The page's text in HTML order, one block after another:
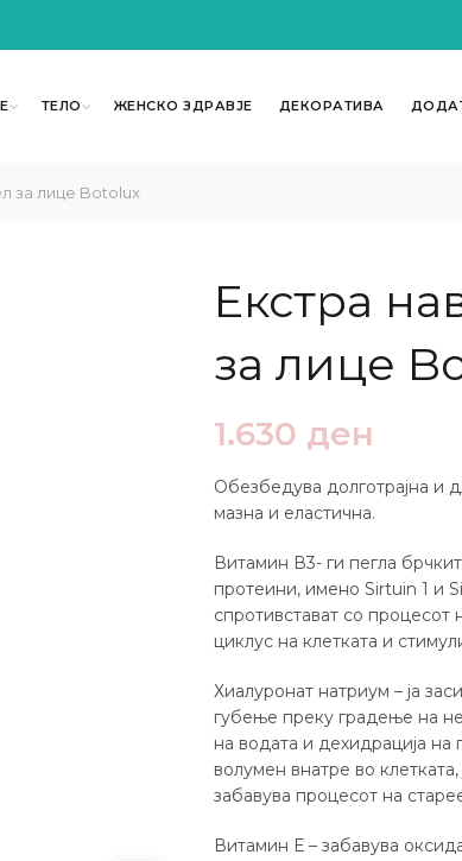
ТЕЛО ЖЕНСКО ЗДРАВЈЕ ДЕКОРАТИВА
за лице Botolux
Екстра
за лице
1.630 ден
Обезбедува долготрајна и
мазна и еластична.
Витамин В3- ги пегла
протеини, имено Sirtuin 1 и
спротивстават со
циклус на клетката и
Хиалуронат натриум – ја
губење преку градење на
на водата и дехидрација
волумен внатре во
забавува процесот на
Витамин Е – забавува